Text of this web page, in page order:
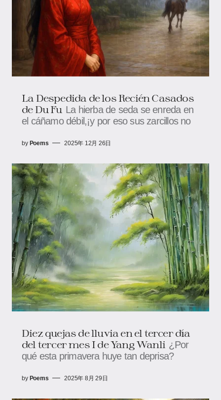
La Despedida de los Recién Casados
de Du Fu La hierba de seda se enreda en
el cáñamo débil,¡y por eso sus zarcillos no
by Poems 2025年 12月 26日
Diez quejas de lluvia en el tercer día
del tercer mes I de Yang Wanli ¿Por
qué esta primavera huye tan deprisa?
by Poems 2025年 8月 29日